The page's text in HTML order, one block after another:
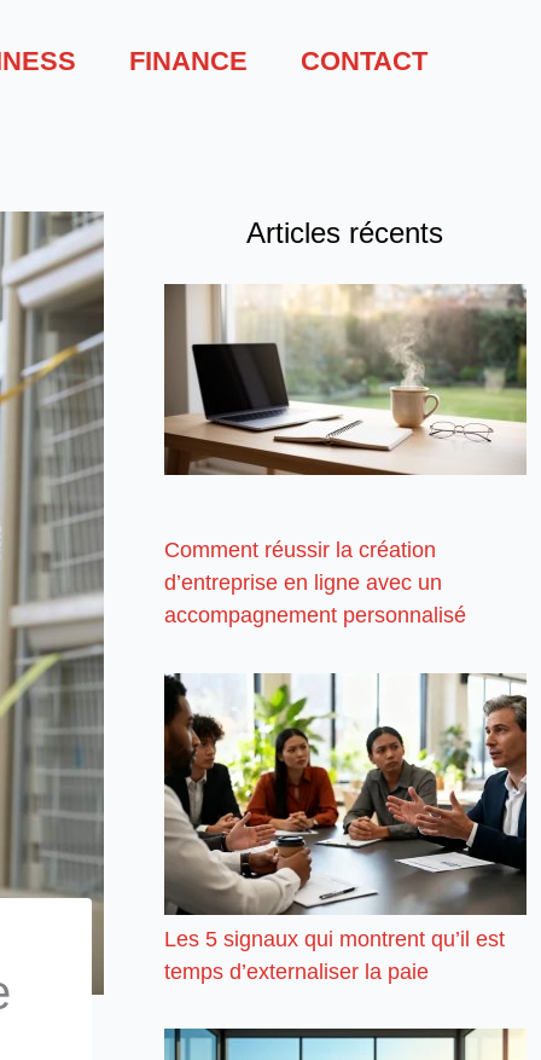
FINANCE CONTACT
Articles récents
Comment réussir la création
d’entreprise en ligne avec un
accompagnement personnalisé
Les 5 signaux qui montrent qu’il est
temps d’externaliser la paie